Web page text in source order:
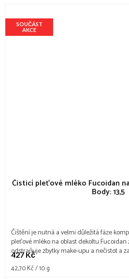
SOUČÁST
AKCE
Čisticí pleťové mléko Fucoidan
Body: 13,5
427 Kč
Měrná
42,70 Kč / 10 g
Čištění je nutná a velmi důležitá fáze
pleťové mléko na oblast dekoltu
odstraňuje zbytky make-upu a nečistot a
hydratace a komfortu.